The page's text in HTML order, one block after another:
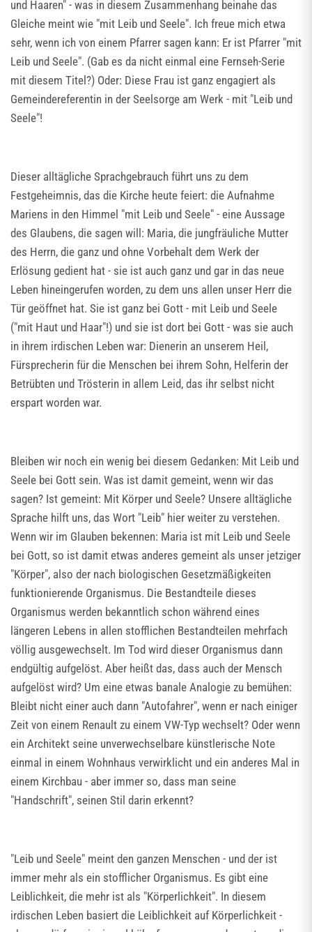
und Haaren" - was in diesem Zusammenhang beinahe das
Gleiche meint wie "mit Leib und Seele". Ich freue mich etwa
sehr, wenn ich von einem Pfarrer sagen kann: Er ist Pfarrer "mit
Leib und Seele". (Gab es da nicht einmal eine Fernseh-Serie
mit diesem Titel?) Oder: Diese Frau ist ganz engagiert als
Gemeindereferentin in der Seelsorge am Werk - mit "Leib und
Seele"!
Dieser alltägliche Sprachgebrauch führt uns zu dem
Festgeheimnis, das die Kirche heute feiert: die Aufnahme
Mariens in den Himmel "mit Leib und Seele" - eine Aussage
des Glaubens, die sagen will: Maria, die jungfräuliche Mutter
des Herrn, die ganz und ohne Vorbehalt dem Werk der
Erlösung gedient hat - sie ist auch ganz und gar in das neue
Leben hineingerufen worden, zu dem uns allen unser Herr die
Tür geöffnet hat. Sie ist ganz bei Gott - mit Leib und Seele
("mit Haut und Haar"!) und sie ist dort bei Gott - was sie auch
in ihrem irdischen Leben war: Dienerin an unserem Heil,
Fürsprecherin für die Menschen bei ihrem Sohn, Helferin der
Betrübten und Trösterin in allem Leid, das ihr selbst nicht
erspart worden war.
Bleiben wir noch ein wenig bei diesem Gedanken: Mit Leib und
Seele bei Gott sein. Was ist damit gemeint, wenn wir das
sagen? Ist gemeint: Mit Körper und Seele? Unsere alltägliche
Sprache hilft uns, das Wort "Leib" hier weiter zu verstehen.
Wenn wir im Glauben bekennen: Maria ist mit Leib und Seele
bei Gott, so ist damit etwas anderes gemeint als unser jetziger
"Körper", also der nach biologischen Gesetzmäßigkeiten
funktionierende Organismus. Die Bestandteile dieses
Organismus werden bekanntlich schon während eines
längeren Lebens in allen stofflichen Bestandteilen mehrfach
völlig ausgewechselt. Im Tod wird dieser Organismus dann
endgültig aufgelöst. Aber heißt das, dass auch der Mensch
aufgelöst wird? Um eine etwas banale Analogie zu bemühen:
Bleibt nicht einer auch dann "Autofahrer", wenn er nach einiger
Zeit von einem Renault zu einem VW-Typ wechselt? Oder wenn
ein Architekt seine unverwechselbare künstlerische Note
einmal in einem Wohnhaus verwirklicht und ein anderes Mal in
einem Kirchbau - aber immer so, dass man seine
"Handschrift", seinen Stil darin erkennt?
"Leib und Seele" meint den ganzen Menschen - und der ist
immer mehr als ein stofflicher Organismus. Es gibt eine
Leiblichkeit, die mehr ist als "Körperlichkeit". In diesem
irdischen Leben basiert die Leiblichkeit auf Körperlichkeit -